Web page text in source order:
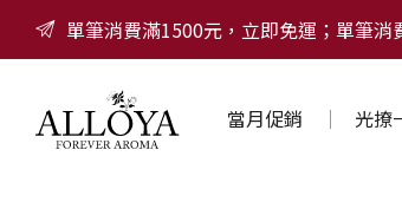
單筆消費滿1500元，立即免運；單筆消
當月促銷 光撩